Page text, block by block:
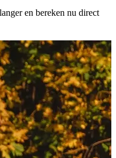
en bereken nu direct